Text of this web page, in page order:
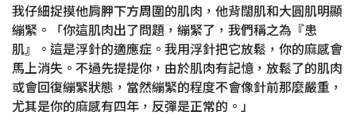
我仔細捉摸他肩胛下方周圍的肌肉，他背闊肌和大圓肌明顯
繃緊。「你這肌肉出了問題，繃緊了，我們稱之為『患
肌』。這是浮針的適應症。我用浮針把它放鬆，你的麻感會
馬上消失。不過先提提你，由於肌肉有記憶，放鬆了的肌肉
或會回復繃緊狀態，當然繃緊的程度不會像針前那麼嚴重，
尤其是你的麻感有四年，反彈是正常的。」